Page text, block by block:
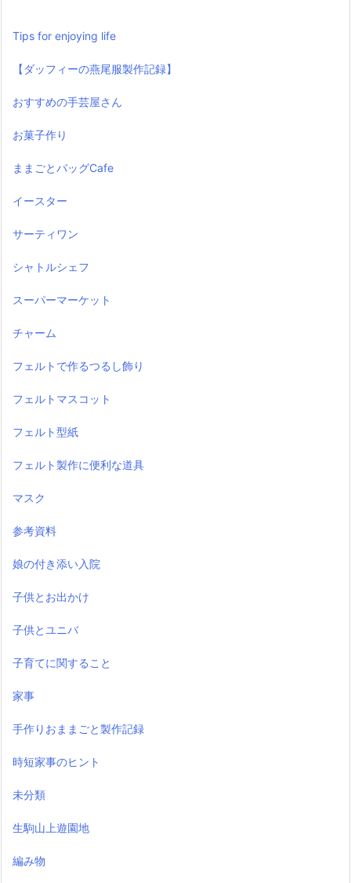
Tips for enjoying life
【ダッフィーの燕尾服製作記録】
おすすめの手芸屋さん
お菓子作り
ままごとバッグCafe
イースター
サーティワン
シャトルシェフ
スーパーマーケット
チャーム
フェルトで作るつるし飾り
フェルトマスコット
フェルト型紙
フェルト製作に便利な道具
マスク
参考資料
娘の付き添い入院
子供とお出かけ
子供とユニバ
子育てに関すること
家事
手作りおままごと製作記録
時短家事のヒント
未分類
生駒山上遊園地
編み物